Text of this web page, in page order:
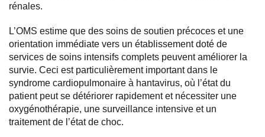
rénales.
L’OMS estime que des soins de soutien précoces et une
orientation immédiate vers un établissement doté de
services de soins intensifs complets peuvent améliorer la
survie. Ceci est particulièrement important dans le
syndrome cardiopulmonaire à hantavirus, où l’état du
patient peut se détériorer rapidement et nécessiter une
oxygénothérapie, une surveillance intensive et un
traitement de l’état de choc.